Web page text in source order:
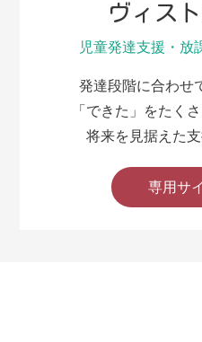
ヴィス
児童発達支援・放
発達段階に合わせ
「できた」をたく
将来を見据えた
専用サ